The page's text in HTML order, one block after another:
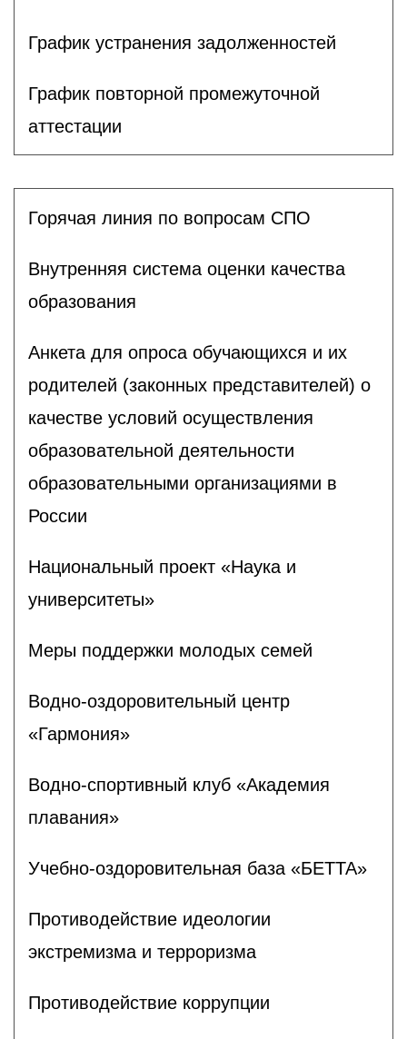
График устранения задолженностей
График повторной промежуточной
аттестации
Горячая линия по вопросам СПО
Внутренняя система оценки качества
образования
Анкета для опроса обучающихся и их
родителей (законных представителей) о
качестве условий осуществления
образовательной деятельности
образовательными организациями в
России
Национальный проект «Наука и
университеты»
Меры поддержки молодых семей
Водно-оздоровительный центр
«Гармония»
Водно-спортивный клуб «Академия
плавания»
Учебно-оздоровительная база «БЕТТА»
Противодействие идеологии
экстремизма и терроризма
Противодействие коррупции